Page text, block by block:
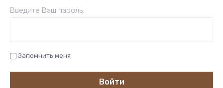
Введите Ваш пароль:
Запомнить меня
Войти